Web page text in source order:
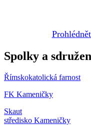
Spolky a
Římskokatolická farnost
FK Kameničky
Skaut
středisko Kameničky